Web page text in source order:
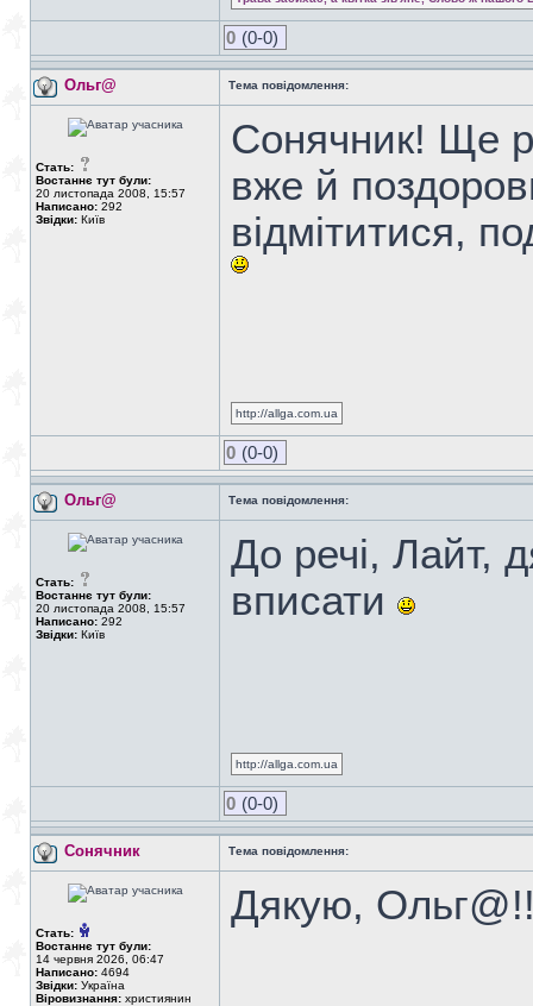
0 (0-0)
Ольг@ Тема повідомлення:
Стать:
Востаннє тут були:
20 листопада 2008, 15:57
Написано: 292
Звідки: Київ
Сонячник! Ще
вже й
відмітитися,
http://allga.com.ua
0 (0-0)
Ольг@ Тема повідомлення:
Стать:
Востаннє тут були:
20 листопада 2008, 15:57
Написано: 292
Звідки: Київ
До речі, Лайт,
вписати
http://allga.com.ua
0 (0-0)
Сонячник Тема повідомлення:
Стать:
Востаннє тут були:
14 червня 2026, 06:47
Написано: 4694
Звідки: Україна
Віровизнання: християнин
Дякую,